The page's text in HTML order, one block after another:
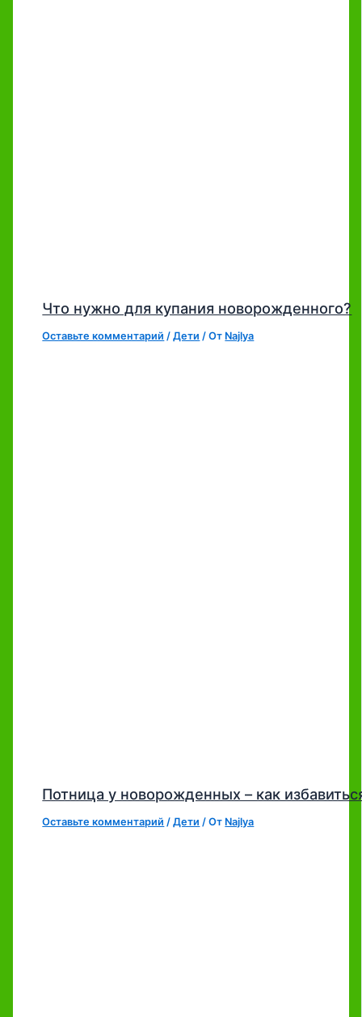
Что нужно для купания новорожденного?
Оставьте комментарий /Дети / От Najlya
Потница у новорожденных – как
Оставьте комментарий /Дети / От Najlya